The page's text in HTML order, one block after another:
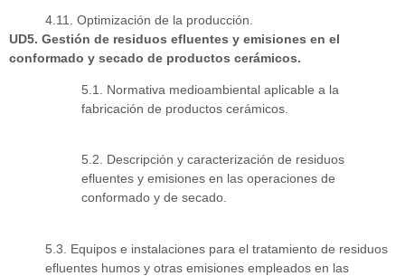
4.11. Optimización de la producción.
UD5. Gestión de residuos efluentes y emisiones en el
conformado y secado de productos cerámicos.
5.1. Normativa medioambiental aplicable a la
fabricación de productos cerámicos.
5.2. Descripción y caracterización de residuos
efluentes y emisiones en las operaciones de
conformado y de secado.
5.3. Equipos e instalaciones para el tratamiento de residuos
efluentes humos y otras emisiones empleados en las